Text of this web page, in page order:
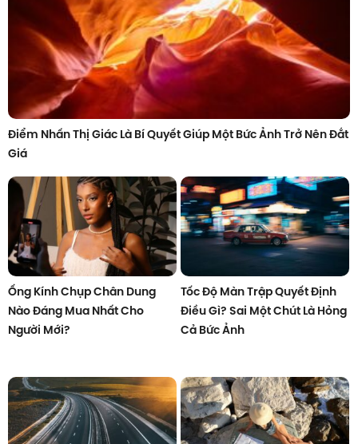
Điểm Nhấn Thị Giác Là Bí Quyết Giúp Một Bức Ảnh Trở Nên Đắt
Giá
Ống Kính Chụp Chân Dung
Nào Đáng Mua Nhất Cho
Người Mới?
Tốc Độ Màn Trập Quyết Định
Điều Gì? Sai Một Chút Là Hỏng
Cả Bức Ảnh